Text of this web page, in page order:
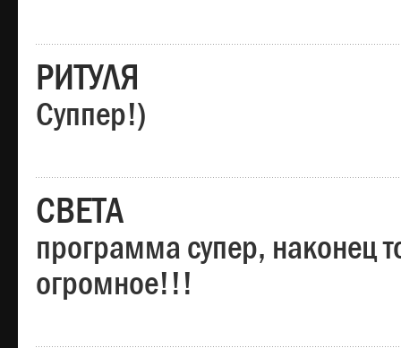
РИТУЛЯ
Суппер!)
СВЕТА
программа супер, наконец
огромное!!!